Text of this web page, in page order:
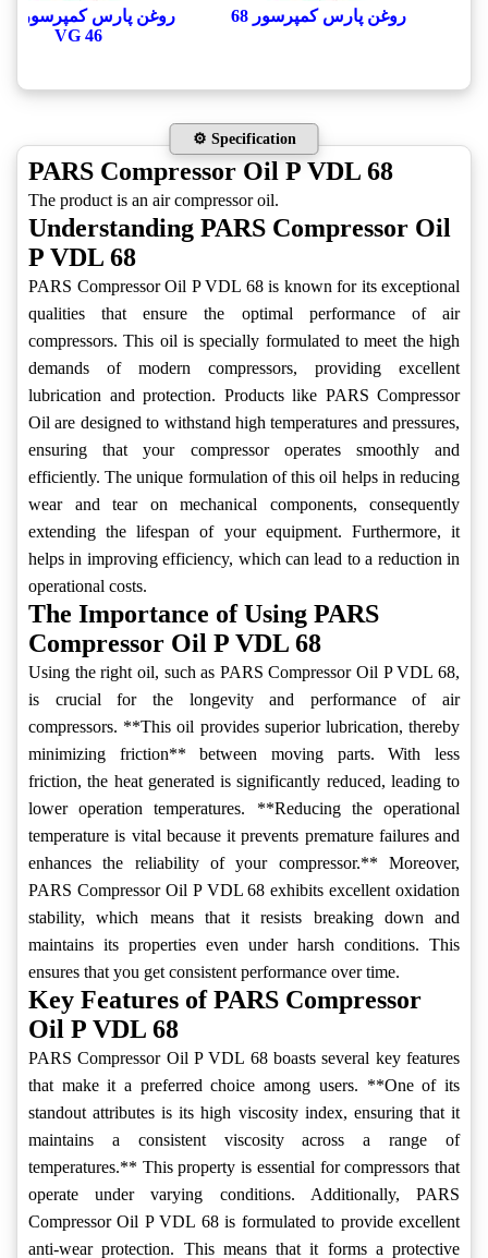
روغن پارس کمپرسور 68
VG 46
⚙️ Specification
PARS Compressor Oil P VDL 68
The product is an air compressor oil.
Understanding PARS Compressor Oil
P VDL 68
PARS Compressor Oil P VDL 68 is known for its exceptional
qualities that ensure the optimal performance of air
compressors. This oil is specially formulated to meet the high
demands of modern compressors, providing excellent
lubrication and protection. Products like PARS Compressor
Oil are designed to withstand high temperatures and pressures,
ensuring that your compressor operates smoothly and
efficiently. The unique formulation of this oil helps in reducing
wear and tear on mechanical components, consequently
extending the lifespan of your equipment. Furthermore, it
helps in improving efficiency, which can lead to a reduction in
operational costs.
The Importance of Using PARS
Compressor Oil P VDL 68
Using the right oil, such as PARS Compressor Oil P VDL 68,
is crucial for the longevity and performance of air
compressors. **This oil provides superior lubrication, thereby
minimizing friction** between moving parts. With less
friction, the heat generated is significantly reduced, leading to
lower operation temperatures. **Reducing the operational
temperature is vital because it prevents premature failures and
enhances the reliability of your compressor.** Moreover,
PARS Compressor Oil P VDL 68 exhibits excellent oxidation
stability, which means that it resists breaking down and
maintains its properties even under harsh conditions. This
ensures that you get consistent performance over time.
Key Features of PARS Compressor
Oil P VDL 68
PARS Compressor Oil P VDL 68 boasts several key features
that make it a preferred choice among users. **One of its
standout attributes is its high viscosity index, ensuring that it
maintains a consistent viscosity across a range of
temperatures.** This property is essential for compressors that
operate under varying conditions. Additionally, PARS
Compressor Oil P VDL 68 is formulated to provide excellent
anti-wear protection. This means that it forms a protective